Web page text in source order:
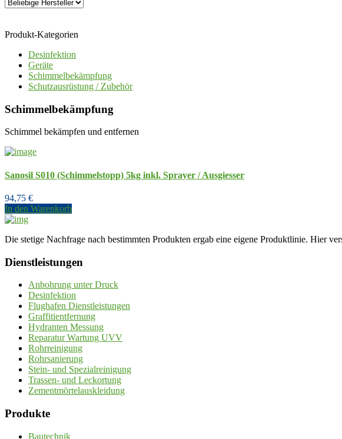
Produkt-Kategorien
Desinfektion
Geräte
Schimmelbekämpfung
Schutzausrüstung / Zubehör
Schimmelbekämpfung
Schimmel bekämpfen und entfernen
Sanosil S010 (Schimmelstopp) 5kg inkl. Sprayer / Ausgiesser
94,75 €
In den Warenkorb
Die stetige Nachfrage nach bestimmten Produkten ergab eine eigene Produktlinie. Hier
Dienstleistungen
Anbohrung unter Druck
Desinfektion
Flughafen Dienstleistungen
Graffitientfernung
Hydranten Messung
Reparatur Wartung UVV
Rohrreinigung
Rohrsanierung
Stein- und Spezialreinigung
Trassen- und Leckortung
Zementmörtelauskleidung
Produkte
Bautechnik